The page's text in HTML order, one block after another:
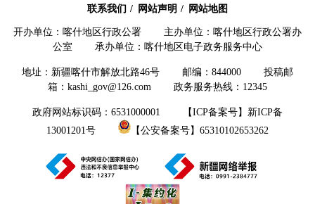
联系我们 网站声明 网站地图
开办单位：喀什地区行政公署 主办单位：喀什地区行政公署办
公室 承办单位：喀什地区电子政务服务中心
地址：新疆喀什市解放北路46号 邮编：844000 投稿邮
箱：kashi_gov@126.com 政务服务热线：12345
政府网站标识码：6531000001
【ICP备案号】新ICP备
13001201号
【公安备案号】65310102653262